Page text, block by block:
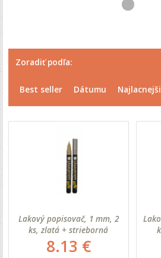
Zoradiť podľa:
Best seller Dátumu
Lakový popisovač, 1 mm, 2
ks, zlatá + strieborná
8.13 €